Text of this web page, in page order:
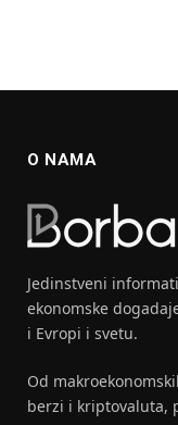
O NAMA
Jedinstveni
ekonomske
i Evropi i svetu.
Od
berzi i kriptovaluta,